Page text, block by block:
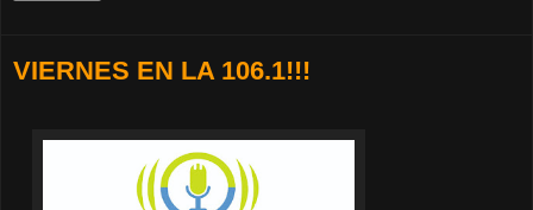
VIERNES EN LA 106.1!!!